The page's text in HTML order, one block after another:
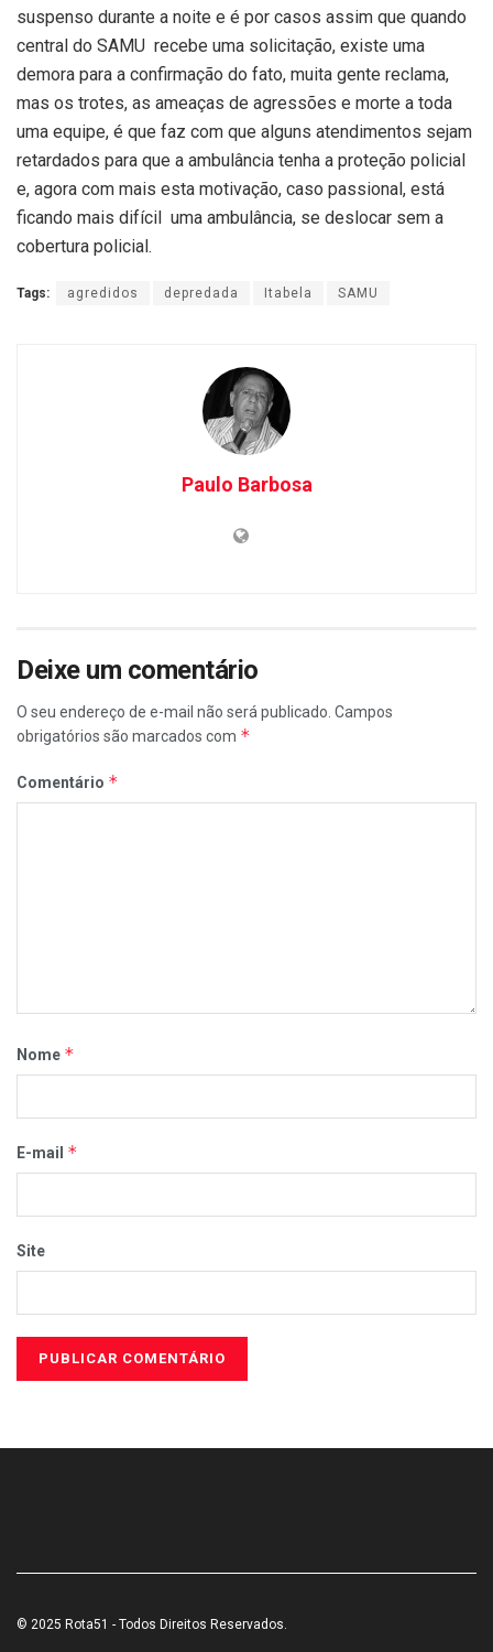
suspenso durante a noite e é por casos assim que quando
central do SAMU recebe uma solicitação, existe uma
demora para a confirmação do fato, muita gente reclama,
mas os trotes, as ameaças de agressões e morte a toda
uma equipe, é que faz com que alguns atendimentos sejam
retardados para que a ambulância tenha a proteção policial
e, agora com mais esta motivação, caso passional, está
ficando mais difícil uma ambulância, se deslocar sem a
cobertura policial.
Tags: agredidos depredada Itabela SAMU
Paulo Barbosa
Deixe um comentário
O seu endereço de e-mail não será publicado. Campos
obrigatórios são marcados com *
Comentário *
Nome *
E-mail *
Site
© 2025 Rota51 - Todos Direitos Reservados.